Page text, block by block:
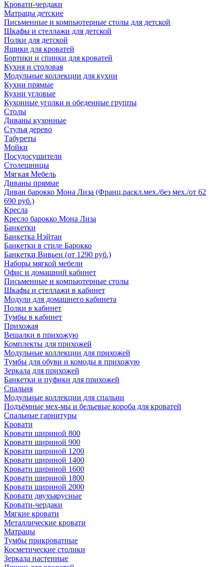
Кровати-чердаки
Матрацы детские
Письменные и компьютерные столы для детской
Шкафы и стеллажи для детской
Полки для детской
Ящики для кроватей
Бортики и спинки для кроватей
Кухня и столовая
Модульные коллекции для кухни
Кухни прямые
Кухни угловые
Кухонные уголки и обеденные группы
Столы
Диваны кухонные
Стулья дерево
Табуреты
Мойки
Посудосушители
Столешницы
Мягкая Мебель
Диваны прямые
Диван барокко Мона Лиза (Франц.раскл.мех./без мех./от 62
690 руб.)
Кресла
Кресло барокко Мона Лиза
Банкетки
Банкетка Нэйтан
Банкетки в стиле Барокко
Банкетки Вивьен (от 1290 руб.)
Наборы мягкой мебели
Офис и домашний кабинет
Письменные и компьютерные столы
Шкафы и стеллажи в кабинет
Модули для домашнего кабинета
Полки в кабинет
Тумбы в кабинет
Прихожая
Вешалки в прихожую
Комплекты для прихожей
Модульные коллекции для прихожей
Тумбы для обуви и комоды в прихожую
Зеркала для прихожей
Банкетки и пуфики для прихожей
Спальня
Модульные коллекции для спальни
Подъёмные мех-мы и бельевые короба для кроватей
Спальные гарнитуры
Кровати
Кровати шириной 800
Кровати шириной 900
Кровати шириной 1200
Кровати шириной 1400
Кровати шириной 1600
Кровати шириной 1800
Кровати шириной 2000
Кровати двухъярусные
Кровати-чердаки
Мягкие кровати
Металлические кровати
Матрацы
Тумбы прикроватные
Косметические столики
Зеркала настенные